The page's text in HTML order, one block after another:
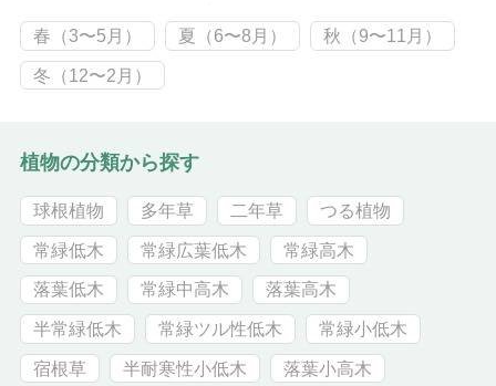
春（3〜5月） 夏（6〜8月） 秋（9〜11月）
冬（12〜2月）
植物の分類から探す
球根植物 多年草 二年草 つる植物
常緑低木 常緑広葉低木 常緑高木
落葉低木 常緑中高木 落葉高木
半常緑低木 常緑ツル性低木 常緑小低木
宿根草 半耐寒性小低木 落葉小高木